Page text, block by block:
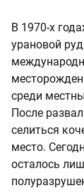
В 1970-х
урановой
среди
После
селиться
место.
осталось